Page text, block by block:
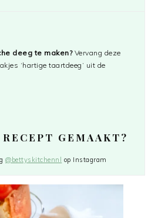
deeg te maken?Vervang deze
‘hartige taartdeeg’ uit de
GEMAAKT?
@bettyskitchennl op Instagram